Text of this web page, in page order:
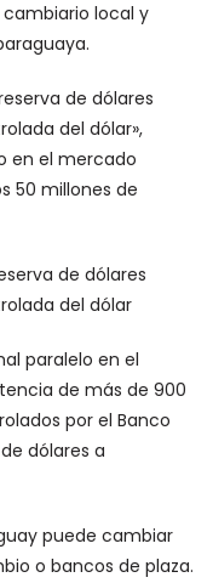
local y
de dólares
del dólar»,
en el mercado
50 millones de
de dólares
del dólar
paralelo en el
de más de 900
por el Banco
dólares a
puede cambiar
o bancos de plaza.